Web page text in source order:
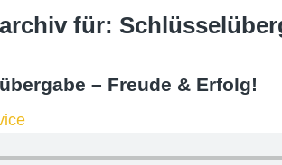
für:
– Freude & Erfolg!